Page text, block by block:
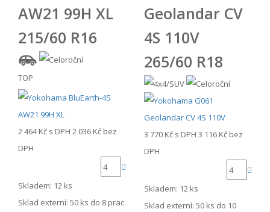
AW21 99H XL
215/60 R16
TOP
2 464 Kč s DPH 2 036 Kč bez
DPH
Skladem: 12 ks
Sklad externí: 50 ks do 8 prac.
Geolandar CV
4S 110V
265/60 R18
3 770 Kč s DPH 3 116 Kč bez
DPH
Skladem: 12 ks
Sklad externí: 50 ks do 10